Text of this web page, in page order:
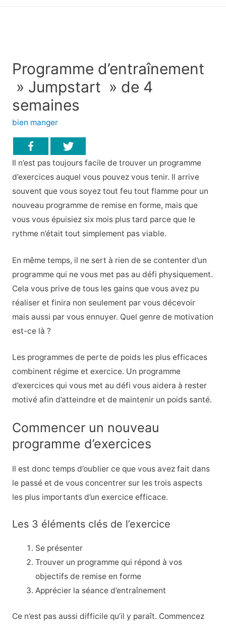
Programme d’entraînement
» Jumpstart » de 4
semaines
bien manger
Il n’est pas toujours facile de trouver un programme
d’exercices auquel vous pouvez vous tenir. Il arrive
souvent que vous soyez tout feu tout flamme pour un
nouveau programme de remise en forme, mais que
vous vous épuisiez six mois plus tard parce que le
rythme n’était tout simplement pas viable.
En même temps, il ne sert à rien de se contenter d’un
programme qui ne vous met pas au défi physiquement.
Cela vous prive de tous les gains que vous avez pu
réaliser et finira non seulement par vous décevoir
mais aussi par vous ennuyer. Quel genre de motivation
est-ce là ?
Les programmes de perte de poids les plus efficaces
combinent régime et exercice. Un programme
d’exercices qui vous met au défi vous aidera à rester
motivé afin d’atteindre et de maintenir un poids santé.
Commencer un nouveau
programme d’exercices
Il est donc temps d’oublier ce que vous avez fait dans
le passé et de vous concentrer sur les trois aspects
les plus importants d’un exercice efficace.
Les 3 éléments clés de l’exercice
Se présenter
Trouver un programme qui répond à vos
objectifs de remise en forme
Apprécier la séance d’entraînement
Ce n’est pas aussi difficile qu’il y paraît. Commencez